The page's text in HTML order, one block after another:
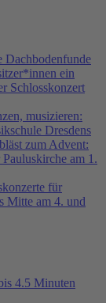
Dachbodenfunde
ein
Schlosskonzert
musizieren:
Dresdens
zum Advent:
am 1.
für
Mitte am 4. und
4.5 Minuten